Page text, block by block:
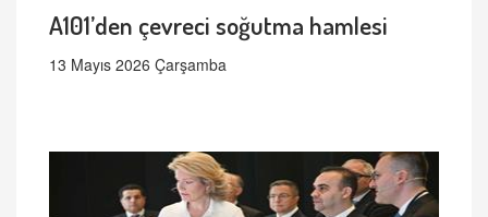
A101’den çevreci soğutma hamlesi
13 Mayıs 2026 Çarşamba